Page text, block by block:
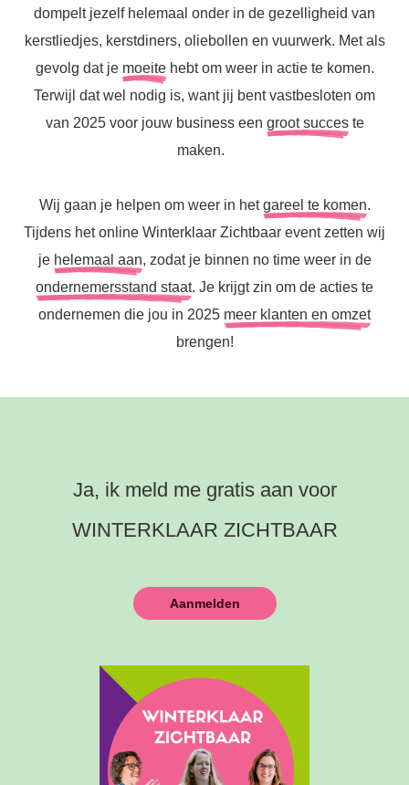
dompelt jezelf helemaal onder in de gezelligheid van
kerstliedjes, kerstdiners, oliebollen en vuurwerk. Met als
gevolg dat je moeitehebt om weer in actie te komen.
Terwijl dat wel nodig is, want jij bent vastbesloten om
van 2025 voor jouw business een groot succeste
maken.
Wij gaan je helpen om weer in hetgareel te komen.
Tijdens het online Winterklaar Zichtbaar event zetten wij
je helemaal aan, zodat je binnen no time weer in de
ondernemersstand staat. Je krijgt zin om de acties te
ondernemen die jou in 2025 meer klanten en omzet
brengen!
Ja, ik meld me gratis aan voor
WINTERKLAAR ZICHTBAAR
Aanmelden